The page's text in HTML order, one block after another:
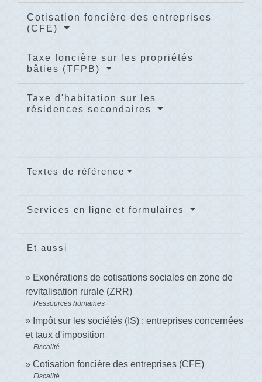
Cotisation foncière des entreprises
(CFE)
Taxe foncière sur les propriétés
bâties (TFPB)
Taxe d'habitation sur les
résidences secondaires
Textes de référence
Services en ligne et formulaires
Et aussi
Exonérations de cotisations sociales en zone de
revitalisation rurale (ZRR)
Ressources humaines
Impôt sur les sociétés (IS) : entreprises concernées
et taux d'imposition
Fiscalité
Cotisation foncière des entreprises (CFE)
Fiscalité